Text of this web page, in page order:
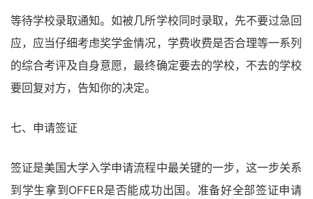
等待学校录取通知。如被几所学校同时录取，先不要过急回
应，应当仔细考虑奖学金情况，学费收费是否合理等一系列
的综合考评及自身意愿，最终确定要去的学校，不去的学校
要回复对方，告知你的决定。
七、申请签证
签证是美国大学入学申请流程中最关键的一步，这一步关系
到学生拿到OFFER是否能成功出国。准备好全部签证申请